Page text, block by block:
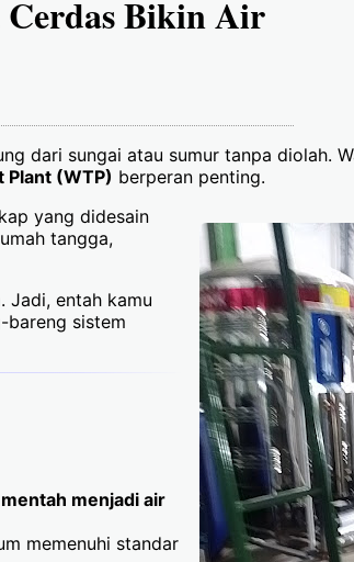
Bikin Air
dari sungai atau sumur tanpa diolah.
Plant (WTP) berperan penting.
yang didesain
tangga,
Jadi, entah kamu
bareng sistem
menjadi air
memenuhi standar